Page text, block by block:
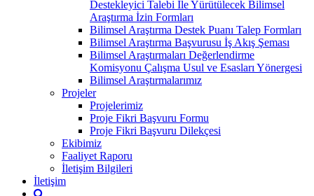
Destekleyici Talebi İle Yürütülecek Bilimsel
Araştırma İzin Formları
Bilimsel Araştırma Destek Puanı Talep Formları
Bilimsel Araştırma Başvurusu İş Akış Şeması
Bilimsel Araştırmaları Değerlendirme
Komisyonu Çalışma Usul ve Esasları Yönergesi
Bilimsel Araştırmalarımız
Projeler
Projelerimiz
Proje Fikri Başvuru Formu
Proje Fikri Başvuru Dilekçesi
Ekibimiz
Faaliyet Raporu
İletişim Bilgileri
İletişim